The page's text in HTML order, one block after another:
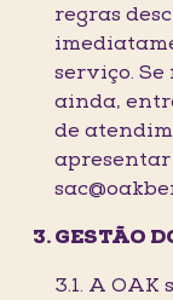
regras
serviço. Se
ainda,
de
apresentar
GESTÃO
3.1. A